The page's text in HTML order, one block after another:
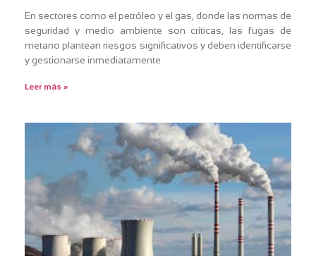
En sectores como el petróleo y el gas, donde las normas de
seguridad y medio ambiente son críticas, las fugas de
metano plantean riesgos significativos y deben identificarse
y gestionarse inmediatamente
Leer más »